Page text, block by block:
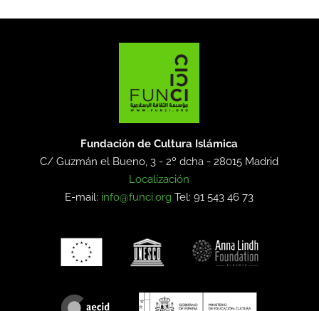
Fundación de Cultura Islámica
C/ Guzmán el Bueno, 3 - 2º dcha -28015 Madrid
Localización
E-mail: info@funci.org Tel: 91 543 46 73